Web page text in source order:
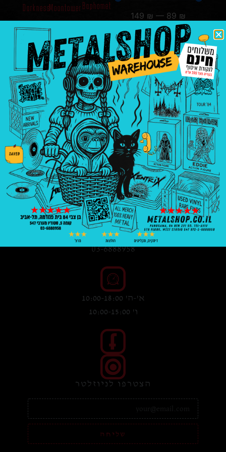
₪
89
—
₪
149
סנן לפי מידה
XXL
Baphomet
₪100.00
בחר
אפשרויות
Moontower
₪149.00
הוספה
לסל
Darkness
₪ 89.00
הוספה
לסל
בניין פנורמה, בן צבי 84, ת"א קומה 5, סטודיו
547
03-6888958
א'-ה' 10:00-18:00
ו' 10:00-15:00
הצטרפו לניוזלטר
שליחה